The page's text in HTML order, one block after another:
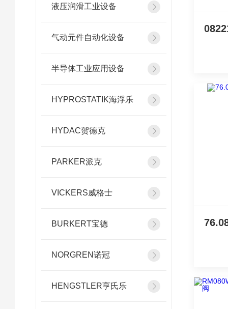
液压润滑工业设备
气动元件自动化设备
半导体工业应用设备
HYPROSTATIK海浮乐
HYDAC贺德克
PARKER派克
VICKERS威格士
BURKERT宝德
NORGREN诺冠
HENGSTLER亨氏乐